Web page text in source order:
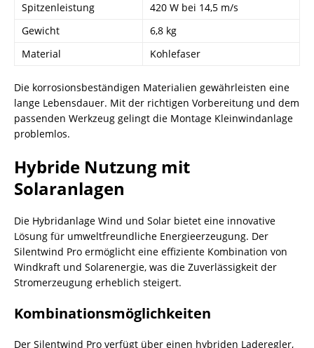
Spitzenleistung
420 W bei 14,5 m/s
Gewicht
6,8 kg
Material
Kohlefaser
Die korrosionsbeständigen Materialien gewährleisten eine
lange Lebensdauer. Mit der richtigen Vorbereitung und dem
passenden Werkzeug gelingt die Montage Kleinwindanlage
problemlos.
Hybride Nutzung mit
Solaranlagen
Die Hybridanlage Wind und Solar bietet eine innovative
Lösung für umweltfreundliche Energieerzeugung. Der
Silentwind Pro ermöglicht eine effiziente Kombination von
Windkraft und Solarenergie, was die Zuverlässigkeit der
Stromerzeugung erheblich steigert.
Kombinationsmöglichkeiten
Der Silentwind Pro verfügt über einen hybriden Laderegler,